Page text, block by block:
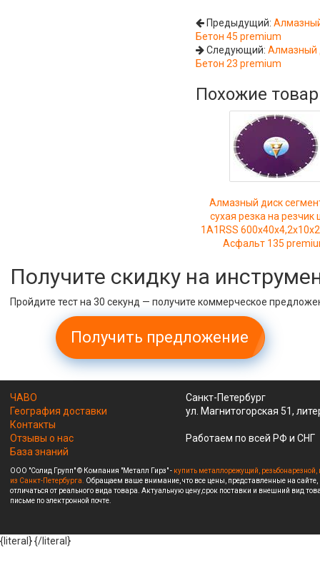
Предыдущий:
Бетон 45 premium
Следующий:Алмазный
Бетон 23 premium
Похожие
Алмазный диск
сухая резка на резчик
1A1RSS
Асфальт 135
Получите скидку на
Пройдите тест на 30 секунд — получите коммерческое
Получить предложение
ЧАВО
География доставки
Контакты
Отзывы о нас
База знаний
Санкт-Петербург
ул. Магнитогорская 51,
Работаем по всей РФ и СНГ
ООО "Солид Групп" © Компания "Металл Гирз" - купить металлорежущий,
из Санкт-Петербурга. Обращаем ваше внимание, что все цены, представленные на
отличаться от реального вида товара. Актуальную цену,срок поставки и внешний вид
письме по электронной почте.
{literal}{/literal}